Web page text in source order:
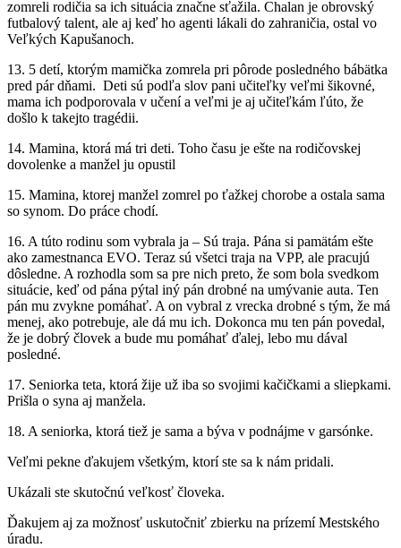
zomreli rodičia sa ich situácia značne sťažila. Chalan je obrovský
futbalový talent, ale aj keď ho agenti lákali do zahraničia, ostal vo
Veľkých Kapušanoch.
13. 5 detí, ktorým mamička zomrela pri pôrode posledného bábätka
pred pár dňami. Deti sú podľa slov pani učiteľky veľmi šikovné,
mama ich podporovala v učení a veľmi je aj učiteľkám ľúto, že
došlo k takejto tragédii.
14. Mamina, ktorá má tri deti. Toho času je ešte na rodičovskej
dovolenke a manžel ju opustil
15. Mamina, ktorej manžel zomrel po ťažkej chorobe a ostala sama
so synom. Do práce chodí.
16. A túto rodinu som vybrala ja – Sú traja. Pána si pamätám ešte
ako zamestnanca EVO. Teraz sú všetci traja na VPP, ale pracujú
dôsledne. A rozhodla som sa pre nich preto, že som bola svedkom
situácie, keď od pána pýtal iný pán drobné na umývanie auta. Ten
pán mu zvykne pomáhať. A on vybral z vrecka drobné s tým, že má
menej, ako potrebuje, ale dá mu ich. Dokonca mu ten pán povedal,
že je dobrý človek a bude mu pomáhať ďalej, lebo mu dával
posledné.
17. Seniorka teta, ktorá žije už iba so svojimi kačičkami a sliepkami.
Prišla o syna aj manžela.
18. A seniorka, ktorá tiež je sama a býva v podnájme v garsónke.
Veľmi pekne ďakujem všetkým, ktorí ste sa k nám pridali.
Ukázali ste skutočnú veľkosť človeka.
Ďakujem aj za možnosť uskutočniť zbierku na prízemí Mestského
úradu.